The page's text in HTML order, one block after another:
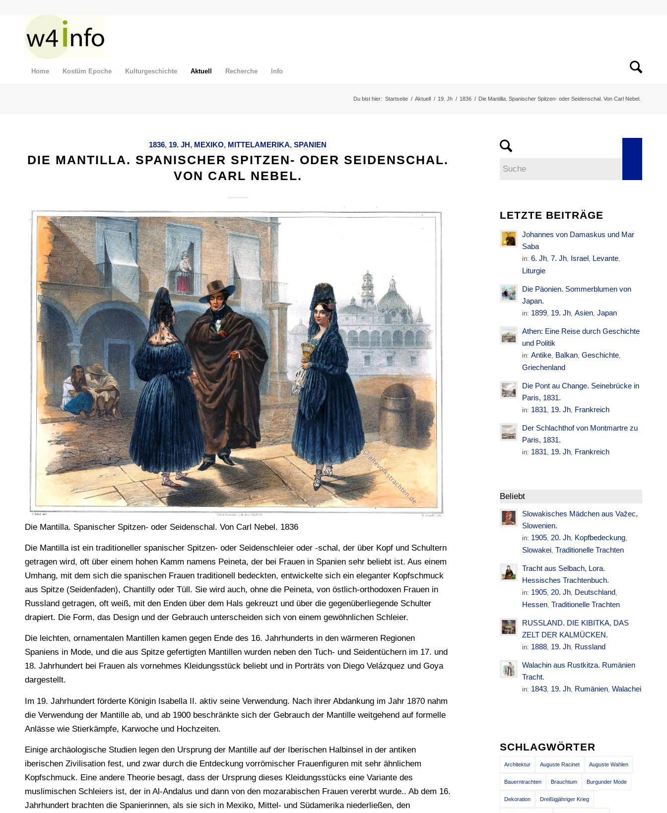
Home Kostüm Epoche Kulturgeschichte Aktuell Recherche Info
Du bist hier: Startseite / Aktuell / 19. Jh / 1836 / Die Mantilla. Spanischer Spitzen- oder Seidenschal. Von Carl Nebel.
1836, 19. JH, MEXIKO, MITTELAMERIKA,SPANIEN
DIE MANTILLA. SPANISCHER SPITZEN- ODER SEIDENSCHAL.
VON CARL NEBEL.
Die Mantilla. Spanischer Spitzen- oder Seidenschal. Von Carl Nebel. 1836
Die Mantilla ist ein traditioneller spanischer Spitzen- oder Seidenschleier oder -schal, der über Kopf und Schultern
getragen wird, oft über einem hohen Kamm namens Peineta, der bei Frauen in Spanien sehr beliebt ist. Aus einem
Umhang, mit dem sich die spanischen Frauen traditionell bedeckten, entwickelte sich ein eleganter Kopfschmuck
aus Spitze (Seidenfaden), Chantilly oder Tüll. Sie wird auch, ohne die Peineta, von östlich-orthodoxen Frauen in
Russland getragen, oft weiß, mit den Enden über dem Hals gekreuzt und über die gegenüberliegende Schulter
drapiert. Die Form, das Design und der Gebrauch unterscheiden sich von einem gewöhnlichen Schleier.
Die leichten, ornamentalen Mantillen kamen gegen Ende des 16. Jahrhunderts in den wärmeren Regionen
Spaniens in Mode, und die aus Spitze gefertigten Mantillen wurden neben den Tuch- und Seidentüchern im 17. und
18. Jahrhundert bei Frauen als vornehmes Kleidungsstück beliebt und in Porträts von Diego Velázquez und Goya
dargestellt.
Im 19. Jahrhundert förderte Königin Isabella II. aktiv seine Verwendung. Nach ihrer Abdankung im Jahr 1870 nahm
die Verwendung der Mantille ab, und ab 1900 beschränkte sich der Gebrauch der Mantille weitgehend auf formelle
Anlässe wie Stierkämpfe, Karwoche und Hochzeiten.
Einige archäologische Studien legen den Ursprung der Mantille auf der Iberischen Halbinsel in der antiken
iberischen Zivilisation fest, und zwar durch die Entdeckung vorrömischer Frauenfiguren mit sehr ähnlichem
Kopfschmuck. Eine andere Theorie besagt, dass der Ursprung dieses Kleidungsstücks eine Variante des
muslimischen Schleiers ist, der in Al-Andalus und dann von den mozarabischen Frauen vererbt wurde.. Ab dem 16.
Jahrhundert brachten die Spanierinnen, als sie sich in Mexiko, Mittel- und Südamerika niederließen, den
LETZTE BEITRÄGE
Johannes von Damaskus und Mar
Saba
in:6. Jh, 7. Jh, Israel, Levante,
Liturgie
Die Päonien. Sommerblumen von
Japan.
in: 1899, 19. Jh,Asien,Japan
Athen: Eine Reise durch Geschichte
und Politik
in:Antike, Balkan,Geschichte,
Griechenland
Die Pont au Change. Seinebrücke in
Paris, 1831.
in: 1831, 19. Jh, Frankreich
Der Schlachthof von Montmartre zu
Paris, 1831.
in: 1831, 19. Jh, Frankreich
Beliebt
Slowakisches Mädchen aus Važec,
Slowenien.
in: 1905,20. Jh, Kopfbedeckung,
Slowakei, Traditionelle Trachten
Tracht aus Selbach, Lora.
Hessisches Trachtenbuch.
in: 1905,20. Jh, Deutschland,
Hessen, Traditionelle Trachten
RUSSLAND. DIE KIBITKA, DAS
ZELT DER KALMÜCKEN.
in: 1888, 19. Jh, Russland
Walachin aus Rustkitza. Rumänien
Tracht.
in: 1843, 19. Jh, Rumänien,Walachei
SCHLAGWÖRTER
Architektur Auguste Racinet Auguste Wahlen
Bauerntrachten Brauchtum Burgunder Mode
Dekoration Dreißigjähriger Krieg